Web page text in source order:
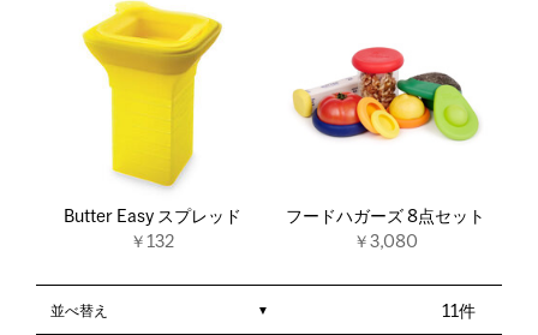
Butter Easy スプレッド
￥132
フードハガーズ 8点セット
￥3,080
11件
並べ替え